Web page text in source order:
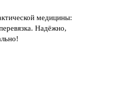
медицины:
Надёжно,